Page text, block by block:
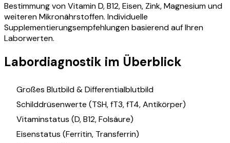
Bestimmung von Vitamin D, B12, Eisen, Zink, Magnesium und
weiteren Mikronährstoffen. Individuelle
Supplementierungsempfehlungen basierend auf Ihren
Laborwerten.
Labordiagnostik im Überblick
Großes Blutbild & Differentialblutbild
Schilddrüsenwerte (TSH, fT3, fT4, Antikörper)
Vitaminstatus (D, B12, Folsäure)
Eisenstatus (Ferritin, Transferrin)